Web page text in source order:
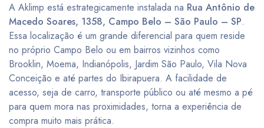
A Aklimp está estrategicamente instalada na Rua Antônio de
Macedo Soares, 1358, Campo Belo – São Paulo – SP.
Essa localização é um grande diferencial para quem reside
no próprio Campo Belo ou em bairros vizinhos como
Brooklin, Moema, Indianópolis, Jardim São Paulo, Vila Nova
Conceição e até partes do Ibirapuera. A facilidade de
acesso, seja de carro, transporte público ou até mesmo a pé
para quem mora nas proximidades, torna a experiência de
compra muito mais prática.